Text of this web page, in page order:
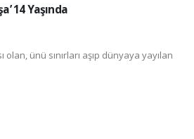
14 Yaşında
olan, ünü sınırları aşıp dünyaya yayılan